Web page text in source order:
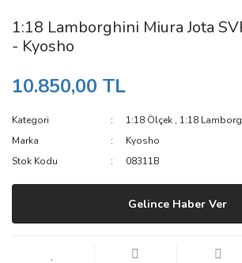
1:18 Lamborghini Miura Jota
- Kyosho
10.850,00 TL
Kategori 1:18 Ölçek , 1:18
Marka
Kyosho
Stok Kodu
08311B
Gelince Haber Ver